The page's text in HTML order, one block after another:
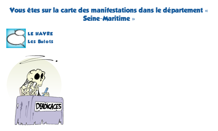
Vous êtes sur la carte des manifestations dans le département «
Seine-Maritime »
LE HAVRE
Les Bulots